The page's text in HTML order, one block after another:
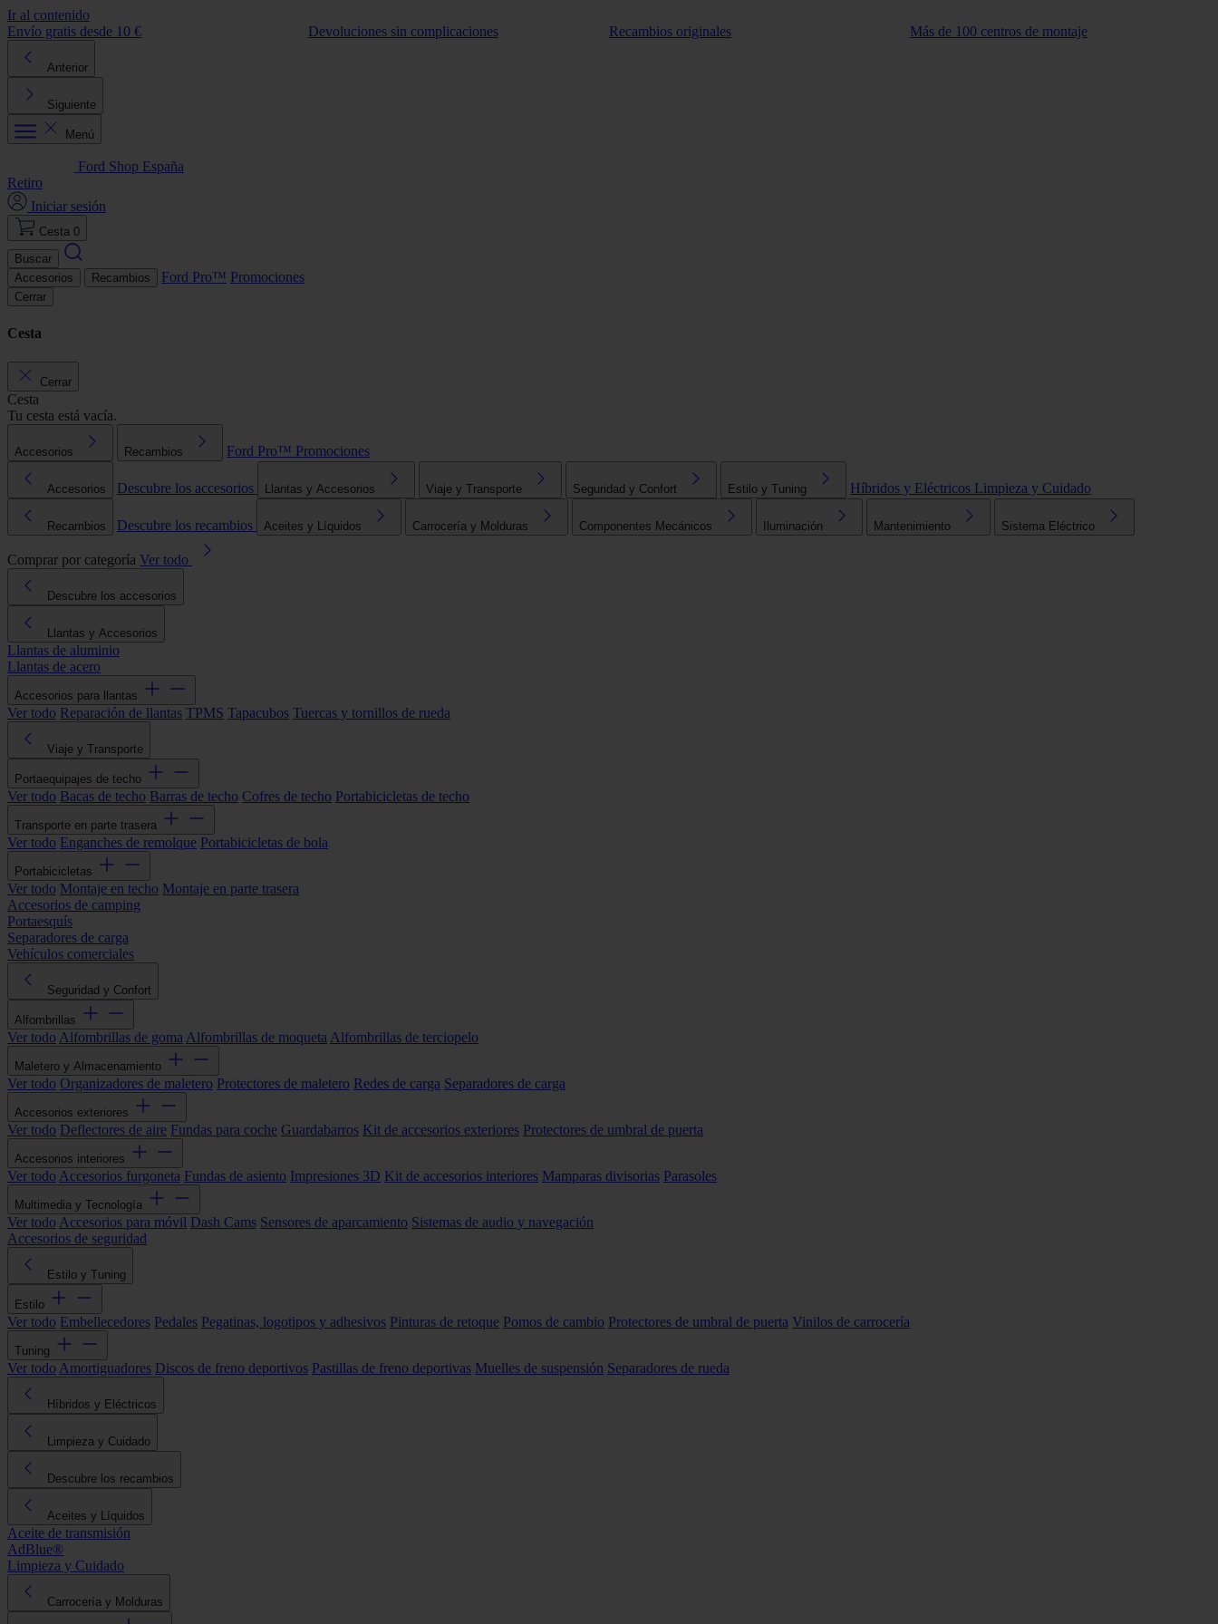
Ir al contenido
Envío gratis desde 10 €
Devoluciones sin complicaciones Recambios originales Más de 100 centros de montaje
Anterior
Siguiente
Menú
Ford Shop España
Retiro
Iniciar sesión
Cesta 0
Buscar
Accesorios
Recambios Ford Pro™ Promociones
Cerrar
Cesta
Cerrar
Cesta
Tu cesta está vacía.
Accesorios Recambios Ford Pro™ Promociones
Accesorios Descubre los accesorios Llantas y Accesorios Viaje y Transporte Seguridad y Confort Estilo y Tuning Híbridos y Eléctricos Limpieza y Cuidado
Recambios Descubre los recambios Aceites y Líquidos Carrocería y Molduras Componentes Mecánicos Iluminación Mantenimiento Sistema Eléctrico
Comprar por categoría Ver todo
Descubre los accesorios
Llantas y Accesorios
Llantas de aluminio
Llantas de acero
Accesorios para llantas
Ver todo Reparación de llantas TPMS Tapacubos Tuercas y tornillos de rueda
Viaje y Transporte
Portaequipajes de techo
Ver todo Bacas de techo Barras de techo Cofres de techo Portabicicletas de techo
Transporte en parte trasera
Ver todo Enganches de remolque Portabicicletas de bola
Portabicicletas
Ver todo Montaje en techo Montaje en parte trasera
Accesorios de camping
Portaesquís
Separadores de carga
Vehículos comerciales
Seguridad y Confort
Alfombrillas
Ver todo Alfombrillas de goma Alfombrillas de moqueta Alfombrillas de terciopelo
Maletero y Almacenamiento
Ver todo Organizadores de maletero Protectores de maletero Redes de carga Separadores de carga
Accesorios exteriores
Ver todo Deflectores de aire Fundas para coche Guardabarros Kit de accesorios exteriores Protectores de umbral de puerta
Accesorios interiores
Ver todo Accesorios furgoneta Fundas de asiento Impresiones 3D Kit de accesorios interiores Mamparas divisorias Parasoles
Multimedia y Tecnología
Ver todo Accesorios para móvil Dash Cams Sensores de aparcamiento Sistemas de audio y navegación
Accesorios de seguridad
Estilo y Tuning
Estilo
Ver todo Embellecedores Pedales Pegatinas, logotipos y adhesivos Pinturas de retoque Pomos de cambio Protectores de umbral de puerta Vinilos de carrocería
Tuning
Ver todo Amortiguadores Discos de freno deportivos Pastillas de freno deportivas Muelles de suspensión Separadores de rueda
Híbridos y Eléctricos
Limpieza y Cuidado
Descubre los recambios
Aceites y Líquidos
Aceite de transmisión
AdBlue®
Limpieza y Cuidado
Carrocería y Molduras